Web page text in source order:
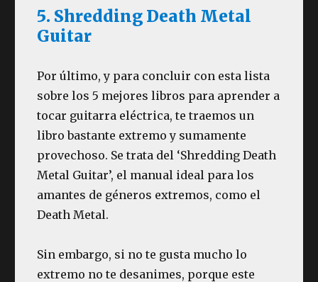
5. Shredding Death Metal
Guitar
Por último, y para concluir con esta lista
sobre los 5 mejores libros para aprender a
tocar guitarra eléctrica, te traemos un
libro bastante extremo y sumamente
provechoso. Se trata del ‘Shredding Death
Metal Guitar’, el manual ideal para los
amantes de géneros extremos, como el
Death Metal.
Sin embargo, si no te gusta mucho lo
extremo no te desanimes, porque este